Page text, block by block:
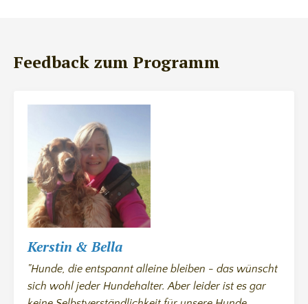
Feedback zum Programm
Kerstin & Bella
"Hunde, die entspannt alleine bleiben - das wünscht
sich wohl jeder Hundehalter. Aber leider ist es gar